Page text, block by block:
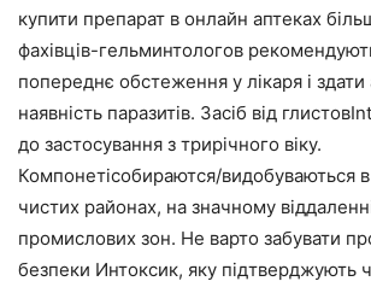
купити препарат в онлайн аптеках
фахівців-гельминтологов
попереднє обстеження у лікаря і здати
наявність паразитів. Засіб від
до застосування з трирічного віку.
Компонетісобираются/видобуваються
чистих районах, на значному
промислових зон. Не варто забувати
безпеки Интоксик, яку підтверджують